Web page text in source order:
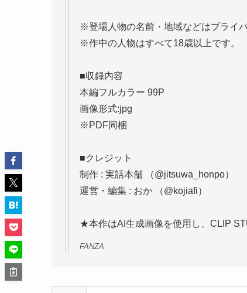
※登場人物の名前・地域などはプライ
※作中の人物はすべて18歳以上です。
■収録内容
本編フルカラー 99P
画像形式:jpg
※PDF同梱
■クレジット
制作 : 実話本舗 （@jitsuwa_honpo）
運営・編集 : おか （@kojiafi）
★本作はAI生成画像を使用し、CLIP
FANZA